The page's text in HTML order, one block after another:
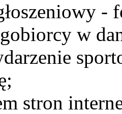
-
w
stron